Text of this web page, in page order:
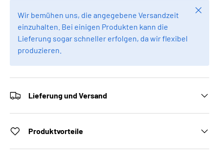
Wir bemühen uns, die angegebene Versandzeit
einzuhalten. Bei einigen Produkten kann die
Lieferung sogar schneller erfolgen, da wir flexibel
produzieren.
Lieferung und Versand
Produktvorteile